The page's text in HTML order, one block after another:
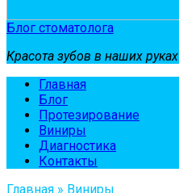
Блог стоматолога
Красота зубов в наших руках
Главная
Блог
Протезирование
Виниры
Диагностика
Контакты
Главная » Виниры